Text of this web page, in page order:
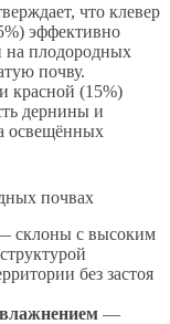
что клевер
эффективно
на плодородных
почву.
красной (15%)
дернины и
освещённых
почвах
склоны с высоким
без застоя
—